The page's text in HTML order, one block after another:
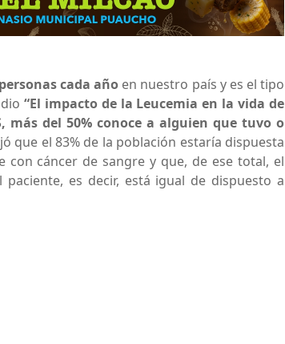
cada año en nuestro país y es el tipo
“El impacto de la Leucemia en la vida de
más del 50% conoce a alguien que tuvo o
que el 83% de la población estaría dispuesta
con cáncer de sangre y que, de ese total, el
es decir, está igual de dispuesto a